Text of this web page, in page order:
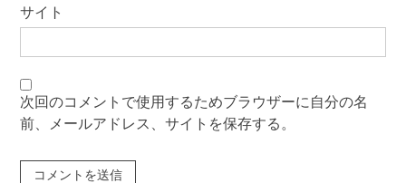
サイト
次回のコメントで使用するためブラウザーに自分の名
前、メールアドレス、サイトを保存する。